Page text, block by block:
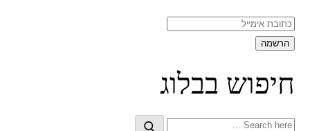
חיפוש בבלוג
Search
Search